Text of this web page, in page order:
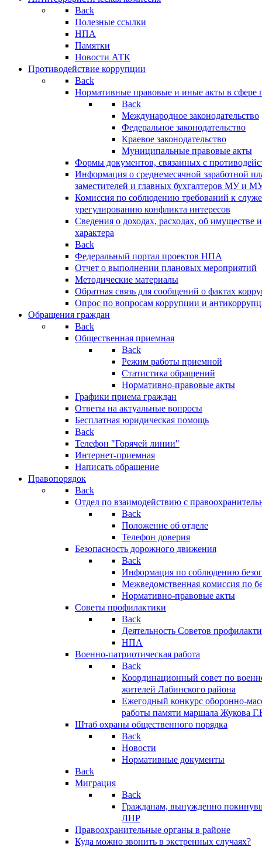
Back
Полезные ссылки
НПА
Памятки
Новости АТК
Противодействие коррупции
Back
Нормативные правовые и иные акты в сфере
Back
Международное законодательство
Федеральное законодательство
Краевое законодательство
Муниципальные правовые акты
Формы документов, связанных с
Информация о среднемесячной заработной
заместителей и главных бухгалтеров МУ и
Комиссия по соблюдению требований к
урегулированию конфликта интересов
Сведения о доходах, расходах, об имуществе
характера
Back
Федеральный портал проектов НПА
Отчет о выполнении плановых мероприятий
Методические материалы
Обратная связь для сообщений о фактах
Опрос по вопросам коррупции и
Обращения граждан
Back
Общественная приемная
Back
Режим работы приемной
Статистика обращений
Нормативно-правовые акты
Графики приема граждан
Ответы на актуальные вопросы
Бесплатная юридическая помощь
Back
Телефон "Горячей линии"
Интернет-приемная
Написать обращение
Правопорядок
Back
Отдел по взаимодействию с
Back
Положение об отделе
Телефон доверия
Безопасность дорожного движения
Back
Информация по соблюдению
Межведомственная комиссия по
Нормативно-правовые акты
Советы профилактики
Back
Деятельность Советов
НПА
Военно-патриотическая работа
Back
Координационный совет по
жителей Лабинского района
Ежегодный конкурс оборонно-
работы памяти маршала Жукова
Штаб охраны общественного порядка
Back
Новости
Нормативные документы
Back
Миграция
Back
Гражданам, вынужденно
ЛНР
Правоохранительные органы в районе
Куда можно звонить в экстренных случаях?